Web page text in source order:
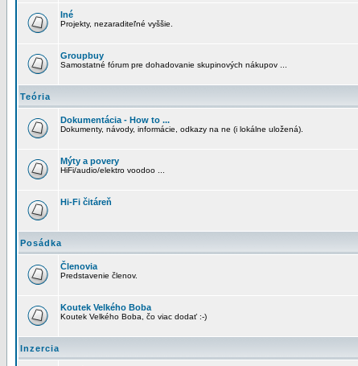
Iné
Projekty, nezaraditeľné vyššie.
Groupbuy
Samostatné fórum pre dohadovanie skupinových nákupov ...
Teória
Dokumentácia - How to ...
Dokumenty, návody, informácie, odkazy na ne (i lokálne uložená).
Mýty a povery
HiFi/audio/elektro voodoo ...
Hi-Fi čitáreň
Posádka
Členovia
Predstavenie členov.
Koutek Velkého Boba
Koutek Velkého Boba, čo viac dodať :-)
Inzercia